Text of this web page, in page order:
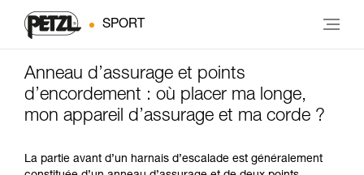
SPORT
Anneau d’assurage et points
d’encordement : où placer ma longe,
mon appareil d’assurage et ma corde ?
La partie avant d’un harnais d’escalade est généralement